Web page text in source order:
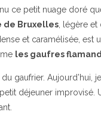
ce petit nuage doré
de Bruxelles , légère
et caramélisée, est
les gaufres
gaufrier. Aujourd’hui,
déjeuner improvisé.